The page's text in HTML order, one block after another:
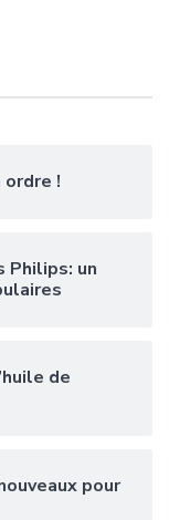
ordre !
Philips: un
de
pour